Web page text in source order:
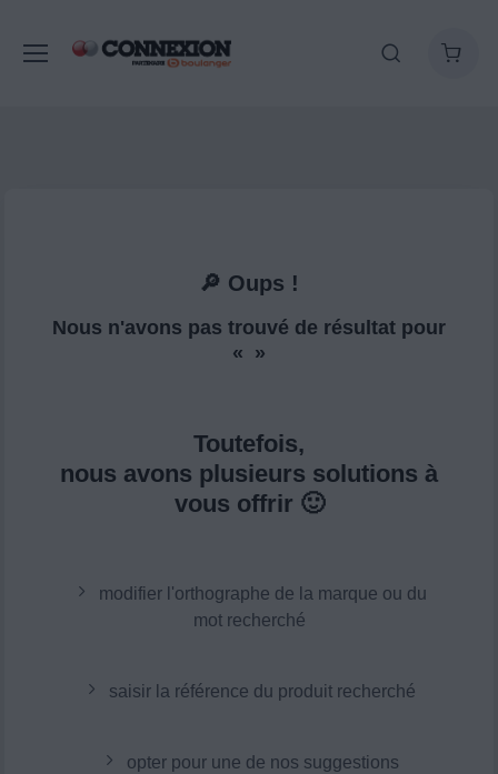
🔎 Oups !
Nous n'avons pas trouvé de résultat pour
« »
Toutefois,
nous avons plusieurs solutions à
vous offrir 🙂
modifier l'orthographe de la marque ou du
mot recherché
saisir la référence du produit recherché
opter pour une de nos suggestions